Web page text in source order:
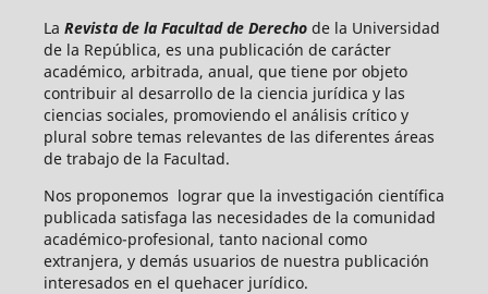
La Revista de la Facultad de Derecho de la Universidad
de la República, es una publicación de carácter
académico, arbitrada, anual, que tiene por objeto
contribuir al desarrollo de la ciencia jurídica y las
ciencias sociales, promoviendo el análisis crítico y
plural sobre temas relevantes de las diferentes áreas
de trabajo de la Facultad.
Nos proponemos lograr que la investigación científica
publicada satisfaga las necesidades de la comunidad
académico-profesional, tanto nacional como
extranjera, y demás usuarios de nuestra publicación
interesados en el quehacer jurídico.